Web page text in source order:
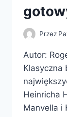
Przez
Autor:
Klasyczna
Heinricha
Manvella i